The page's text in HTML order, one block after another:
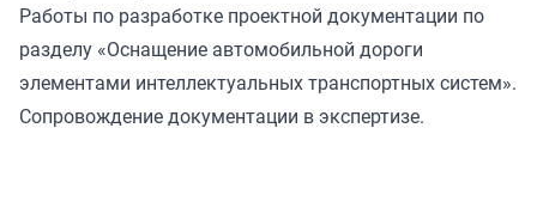
Работы по разработке проектной документации по
разделу «Оснащение автомобильной дороги
элементами интеллектуальных транспортных систем».
Сопровождение документации в экспертизе.